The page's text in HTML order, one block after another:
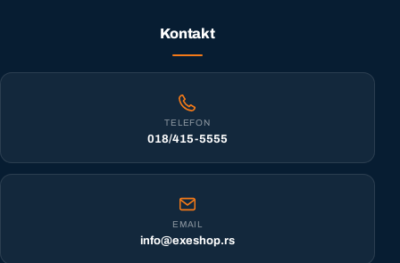
Kontakt
TELEFON
018/415-5555
EMAIL
info@exeshop.rs